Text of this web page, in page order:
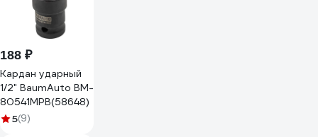
188 ₽
Кардан ударный
1/2" BaumAuto BM-
80541MPB(58648)
5(9)